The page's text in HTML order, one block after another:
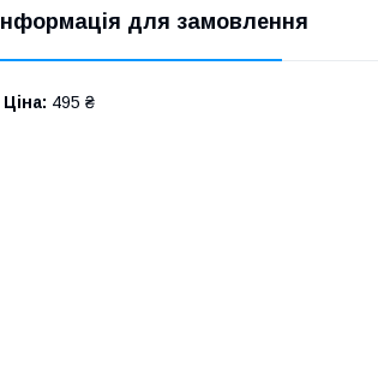
Інформація для замовлення
Ціна: 495 ₴